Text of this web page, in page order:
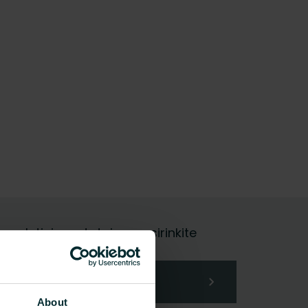
About
galutinis vartotojas, pasirinkite